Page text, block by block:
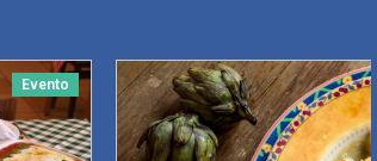
Evento